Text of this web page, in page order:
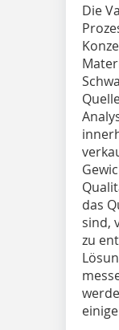
Die
das
sind,
zu